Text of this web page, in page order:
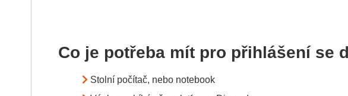
Co je potřeba mít pro přihlášení se
Stolní počítač, nebo notebook